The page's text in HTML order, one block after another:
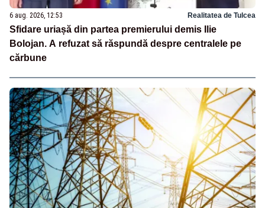
6 aug. 2026, 12:53 Realitatea de Tulcea
Sfidare uriașă din partea premierului demis Ilie
Bolojan. A refuzat să răspundă despre centralele pe
cărbune